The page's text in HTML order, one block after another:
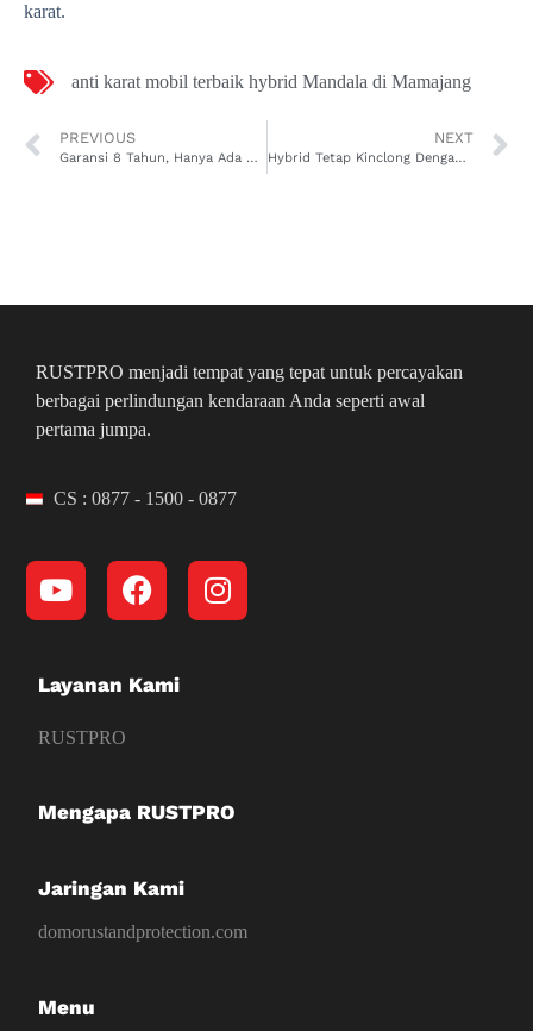
karat.
anti karat mobil terbaik hybrid Mandala di Mamajang
PREVIOUS
Garansi 8 Tahun, Hanya Ada di Rust Pro Jasa Anti Karat Mobil Terbaik Hybrid Maricaya Di Makassar!
NEXT
Hybrid Tetap Kinclong Dengan Jasa Anti Karat Mobil Terbaik Hybrid Pa’batang di Mamajang
RUSTPRO menjadi tempat yang tepat untuk percayakan
berbagai perlindungan kendaraan Anda seperti awal
pertama jumpa.
CS : 0877 - 1500 - 0877
Layanan Kami
RUSTPRO
Mengapa RUSTPRO
Jaringan Kami
domorustandprotection.com
Menu